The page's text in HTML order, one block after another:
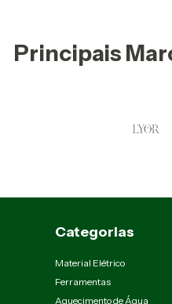
Principais
Categorias
Material Elétrico
Ferramentas
Aquecimento de Água